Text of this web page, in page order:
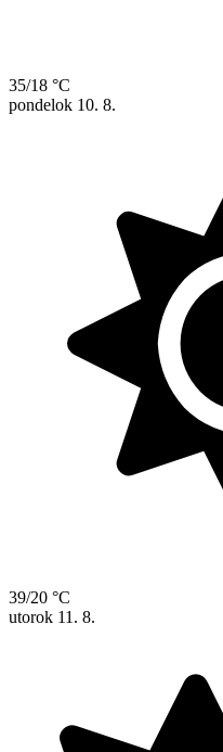
35/18 °C
pondelok 10. 8.
39/20 °C
utorok 11. 8.